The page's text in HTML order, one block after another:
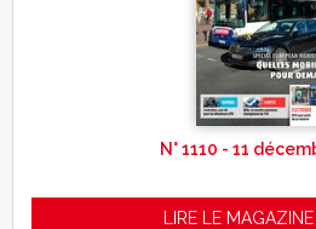
N° 1110 - 11
LIRE LE